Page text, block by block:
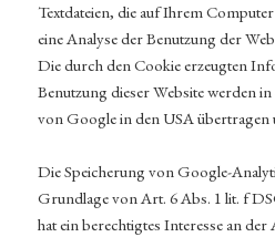
Textdateien, die auf Ihrem
eine Analyse der Benutzung der
Die durch den Cookie erzeugten
Benutzung dieser Website werden
von Google in den USA übertragen
Die Speicherung von Google-
Grundlage von Art. 6 Abs. 1 lit. f
hat ein berechtigtes Interesse an der